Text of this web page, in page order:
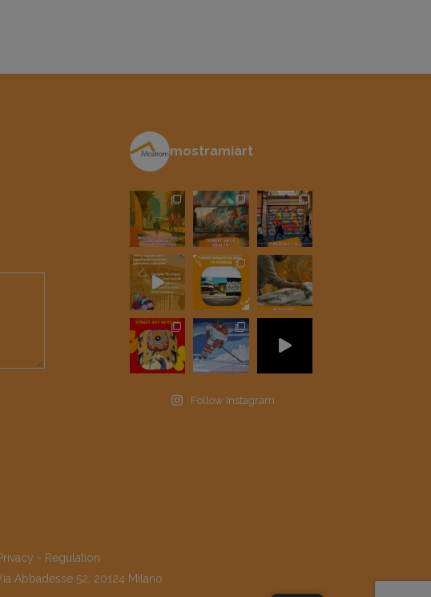
mostramiart
Follow Instagram
- Regulation
Abbadesse 52, 20124 Milano